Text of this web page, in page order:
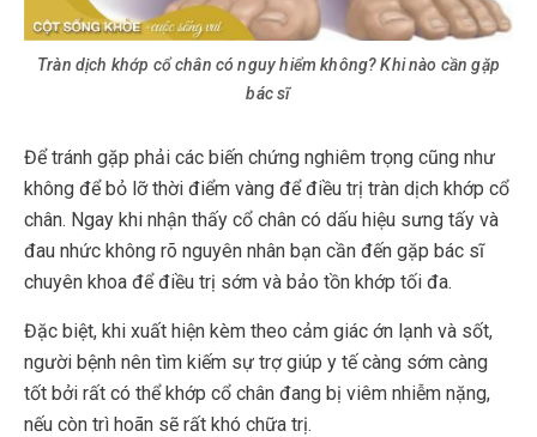
Tràn dịch khớp cổ chân có nguy hiểm không? Khi nào cần gặp
bác sĩ
Để tránh gặp phải các biến chứng nghiêm trọng cũng như
không để bỏ lỡ thời điểm vàng để điều trị tràn dịch khớp cổ
chân. Ngay khi nhận thấy cổ chân có dấu hiệu sưng tấy và
đau nhức không rõ nguyên nhân bạn cần đến gặp bác sĩ
chuyên khoa để điều trị sớm và bảo tồn khớp tối đa.
Đặc biệt, khi xuất hiện kèm theo cảm giác ớn lạnh và sốt,
người bệnh nên tìm kiếm sự trợ giúp y tế càng sớm càng
tốt bởi rất có thể khớp cổ chân đang bị viêm nhiễm nặng,
nếu còn trì hoãn sẽ rất khó chữa trị.